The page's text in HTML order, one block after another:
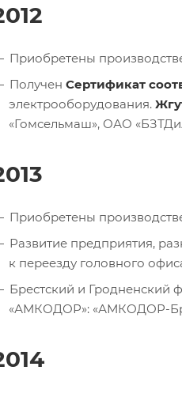
Приобретены
Получен Сертификат
электрооборудования.
«Гомсельмаш», ОАО
Приобретены
Развитие предприятия,
к переезду головного
Брестский и
«АМКОДОР»: «АМКОДОР-